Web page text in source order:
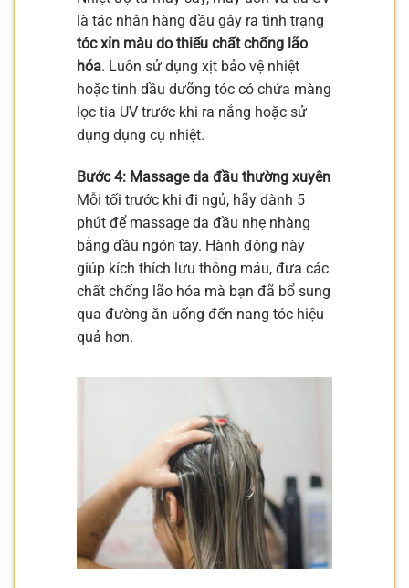
là tác nhân hàng đầu gây ra tình trạng
tóc xỉn màu do thiếu chất chống lão
hóa. Luôn sử dụng xịt bảo vệ nhiệt
hoặc tinh dầu dưỡng tóc có chứa màng
lọc tia UV trước khi ra nắng hoặc sử
dụng dụng cụ nhiệt.
Bước 4: Massage da đầu thường xuyên
Mỗi tối trước khi đi ngủ, hãy dành 5
phút để massage da đầu nhẹ nhàng
bằng đầu ngón tay. Hành động này
giúp kích thích lưu thông máu, đưa các
chất chống lão hóa mà bạn đã bổ sung
qua đường ăn uống đến nang tóc hiệu
quả hơn.